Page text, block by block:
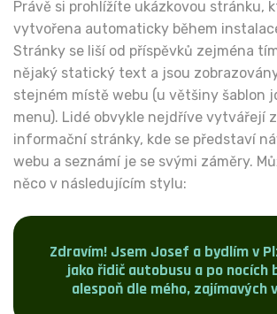
Právě si prohlížíte ukázkovou stránku,
vytvořena automaticky během
Stránky se liší od příspěvků zejména
nějaký statický text a jsou
stejném místě webu (u většiny šablon
menu). Lidé obvykle nejdříve vytvářejí
informační stránky, kde se představí
webu a seznámí je se svými záměry.
něco v následujícím stylu:
Zdravím! Jsem Josef a bydlím v
jako řidič autobusu a po nocích
alespoň dle mého, zajímavých